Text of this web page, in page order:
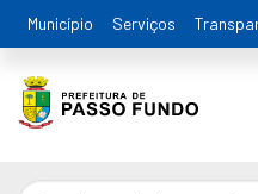
Município Serviços